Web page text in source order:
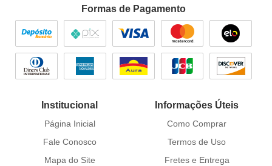
Formas de Pagamento
Institucional
Página Inicial
Fale Conosco
Mapa do Site
Informações Úteis
Como Comprar
Termos de Uso
Fretes e Entrega